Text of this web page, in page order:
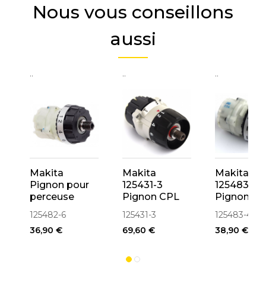
Nous vous conseillons
aussi
..
Makita
Pignon pour
perceuse
6261D, 6271D,
6281D, 6381D,
BDF343
125482-6
36,90 €
..
Makita
125431-3
Pignon CPL
6319D, 6339D,
6349D
125431-3
69,60 €
..
Makita
125483-4
Pignon
6391D,
BDF453,
DDF453,
125483-4
38,90 €